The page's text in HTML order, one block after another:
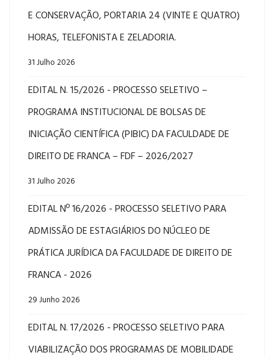
E CONSERVAÇÃO, PORTARIA 24 (VINTE E QUATRO)
HORAS, TELEFONISTA E ZELADORIA.
31 Julho 2026
EDITAL N. 15/2026 - PROCESSO SELETIVO –
PROGRAMA INSTITUCIONAL DE BOLSAS DE
INICIAÇÃO CIENTÍFICA (PIBIC) DA FACULDADE DE
DIREITO DE FRANCA – FDF – 2026/2027
31 Julho 2026
EDITAL Nº 16/2026 - PROCESSO SELETIVO PARA
ADMISSÃO DE ESTAGIÁRIOS DO NÚCLEO DE
PRÁTICA JURÍDICA DA FACULDADE DE DIREITO DE
FRANCA - 2026
29 Junho 2026
EDITAL N. 17/2026 - PROCESSO SELETIVO PARA
VIABILIZAÇÃO DOS PROGRAMAS DE MOBILIDADE